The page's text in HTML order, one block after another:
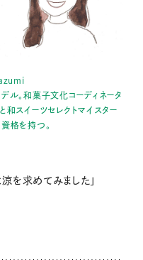
ル。和菓子文化コーディネータ
和スイーツセレクトマイスター
格を持つ。
を求めてみました」